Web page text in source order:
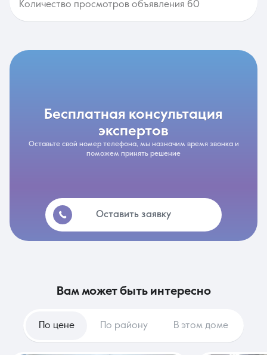
Количество просмотров объявления 60
бесплатная консультация
экспертов
Оставьте свой номер телефона, мы назначим время звонка и
поможем принять решение
Оставить заявку
вам может быть интересно
По цене По району В этом доме